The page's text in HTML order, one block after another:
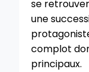
se
une
complot
principaux.